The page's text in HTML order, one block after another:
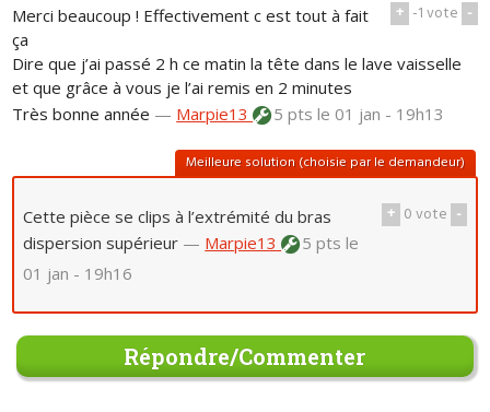
+ -1vote -
Merci beaucoup ! Effectivement c est tout à fait
ça
Dire que j’ai passé 2 h ce matin la tête dans le lave vaisselle
et que grâce à vous je l’ai remis en 2 minutes
Très bonne année — Marpie13 5 ptsle 01 jan - 19h13
Meilleure solution (choisie par le demandeur)
+ 0vote -
Cette pièce se clips à l’extrémité du bras
dispersion supérieur — Marpie13 5 ptsle
01 jan - 19h16
Répondre/Commenter